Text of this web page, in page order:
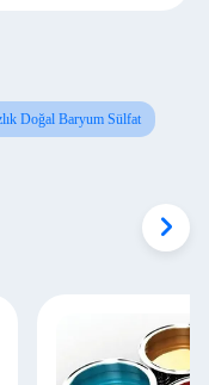
Doğal Baryum Sülfat